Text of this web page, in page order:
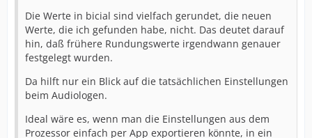
Die Werte in bicial sind vielfach gerundet, die neuen
Werte, die ich gefunden habe, nicht. Das deutet darauf
hin, daß frühere Rundungswerte irgendwann genauer
festgelegt wurden.
Da hilft nur ein Blick auf die tatsächlichen Einstellungen
beim Audiologen.
Ideal wäre es, wenn man die Einstellungen aus dem
Prozessor einfach per App exportieren könnte, in ein